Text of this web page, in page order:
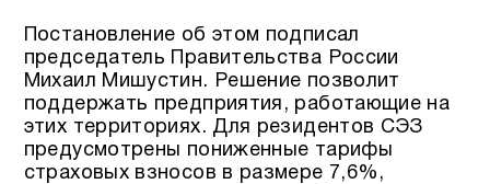
Постановление об этом подписал
председатель Правительства России
Михаил Мишустин. Решение позволит
поддержать предприятия, работающие на
этих территориях. Для резидентов СЭЗ
предусмотрены пониженные тарифы
страховых взносов в размере 7,6%,